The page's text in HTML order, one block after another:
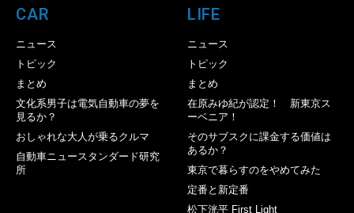
CAR
ニュース
トピック
まとめ
文化系男子は電気自動車の夢を
見るか？
おしゃれな大人が乗るクルマ
自動車ニュースタンダード研究
所
LIFE
ニュース
トピック
まとめ
在原みゆ紀が認定！ 新東京ス
ーベニア！
そのサブスクに課金する価値は
あるか？
東京で暮らすのをやめてみた
定番と新定番
松下洸平 First Light